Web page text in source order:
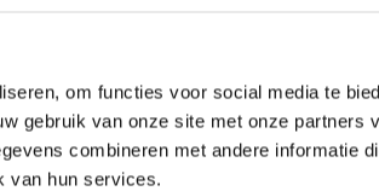
om functies voor social media te
gebruik van onze site met onze partners
combineren met andere informatie
van hun services.
je n'ai plus la même
le cœur de demander à mes
sa saison par 3 passages